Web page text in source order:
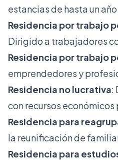
estancias de hasta un año
Residencia por trabajo
Dirigido a trabajadores
Residencia por trabajo
emprendedores y
Residencia no lucrativa:
con recursos económicos
Residencia para
la reunificación de
Residencia para